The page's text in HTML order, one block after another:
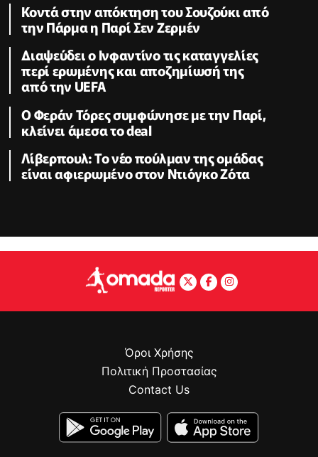
Κοντά στην απόκτηση του Σουζούκι από
την Πάρμα η Παρί Σεν Ζερμέν
Διαψεύδει ο Ινφαντίνο τις καταγγελίες
περί ερωμένης και αποζημίωσή της
από την UEFA
Ο Φεράν Τόρες συμφώνησε με την Παρί,
κλείνει άμεσα το deal
Λίβερπουλ: Το νέο πούλμαν της ομάδας
είναι αφιερωμένο στον Ντιόγκο Ζότα
Όροι Χρήσης
Πολιτική Προστασίας
Contact Us